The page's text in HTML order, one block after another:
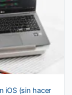
iOS (sin hacer